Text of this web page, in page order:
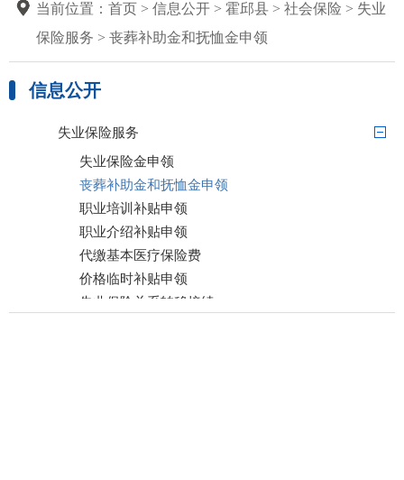
当前位置： 首页 > 信息公开 > 霍邱县 > 社会保险 > 失业
保险服务 > 丧葬补助金和抚恤金申领
信息公开
社会保险缴费申报
社会保险参保缴费记录查询
工伤保险服务
失业保险服务
失业保险金申领
丧葬补助金和抚恤金申领
职业培训补贴申领
职业介绍补贴申领
代缴基本医疗保险费
价格临时补贴申领
失业保险关系转移接续